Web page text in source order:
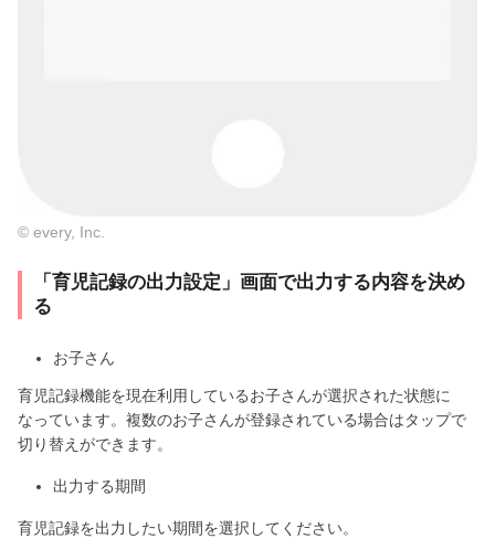
© every, Inc.
「育児記録の出力設定」画面で出力する内容を決め
る
お子さん
育児記録機能を現在利用しているお子さんが選択された状態に
なっています。複数のお子さんが登録されている場合はタップで
切り替えができます。
出力する期間
育児記録を出力したい期間を選択してください。